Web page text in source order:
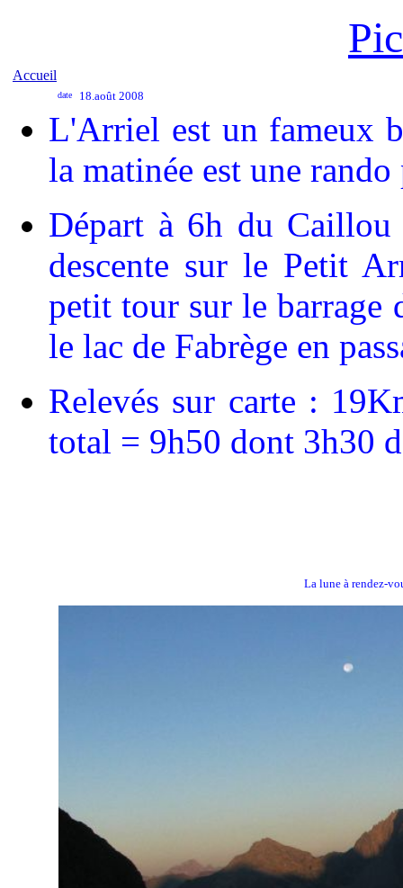
Accueil
date 18.août 2008
L'Arriel est un fameux
la matinée est une
Départ à 6h du Caillou
descente sur le Petit
petit tour sur le barrage
le lac de Fabrège en
Relevés sur carte :
total = 9h50 dont 3h30
La lune à rendez-